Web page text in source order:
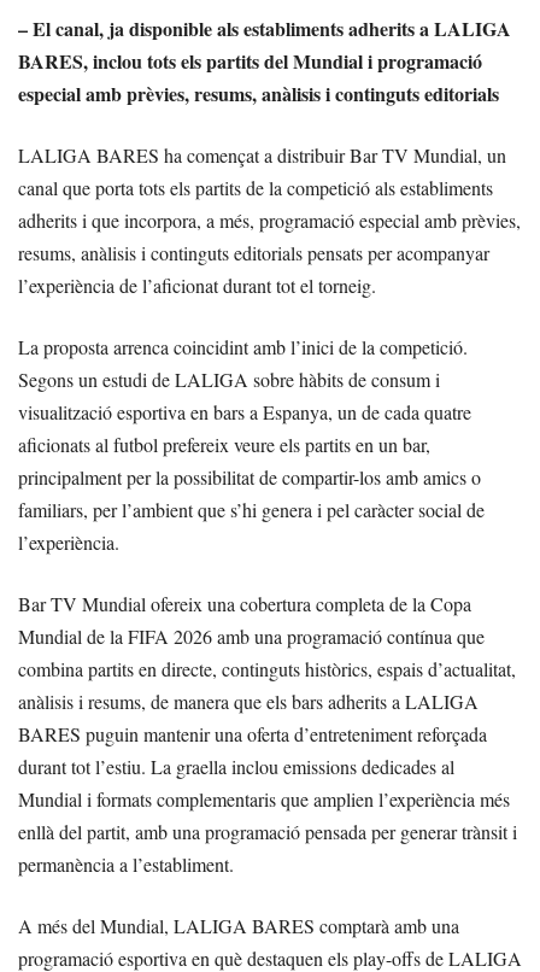
– El canal, ja disponible als establiments adherits a LALIGA
BARES, inclou tots els partits del Mundial i programació
especial amb prèvies, resums, anàlisis i continguts editorials
LALIGA BARES ha començat a distribuir Bar TV Mundial, un
canal que porta tots els partits de la competició als establiments
adherits i que incorpora, a més, programació especial amb prèvies,
resums, anàlisis i continguts editorials pensats per acompanyar
l’experiència de l’aficionat durant tot el torneig.
La proposta arrenca coincidint amb l’inici de la competició.
Segons un estudi de LALIGA sobre hàbits de consum i
visualització esportiva en bars a Espanya, un de cada quatre
aficionats al futbol prefereix veure els partits en un bar,
principalment per la possibilitat de compartir-los amb amics o
familiars, per l’ambient que s’hi genera i pel caràcter social de
l’experiència.
Bar TV Mundial ofereix una cobertura completa de la Copa
Mundial de la FIFA 2026 amb una programació contínua que
combina partits en directe, continguts històrics, espais d’actualitat,
anàlisis i resums, de manera que els bars adherits a LALIGA
BARES puguin mantenir una oferta d’entreteniment reforçada
durant tot l’estiu. La graella inclou emissions dedicades al
Mundial i formats complementaris que amplien l’experiència més
enllà del partit, amb una programació pensada per generar trànsit i
permanència a l’establiment.
A més del Mundial, LALIGA BARES comptarà amb una
programació esportiva en què destaquen els play-offs de LALIGA